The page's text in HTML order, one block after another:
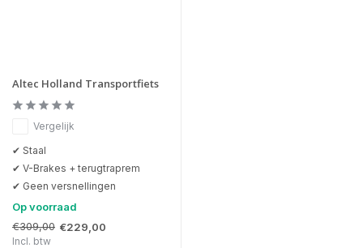
Altec Holland Transportfiets
Vergelijk
✔ Staal
✔ V-Brakes + terugtraprem
✔ Geen versnellingen
Op voorraad
€309,00 €229,00
Incl. btw